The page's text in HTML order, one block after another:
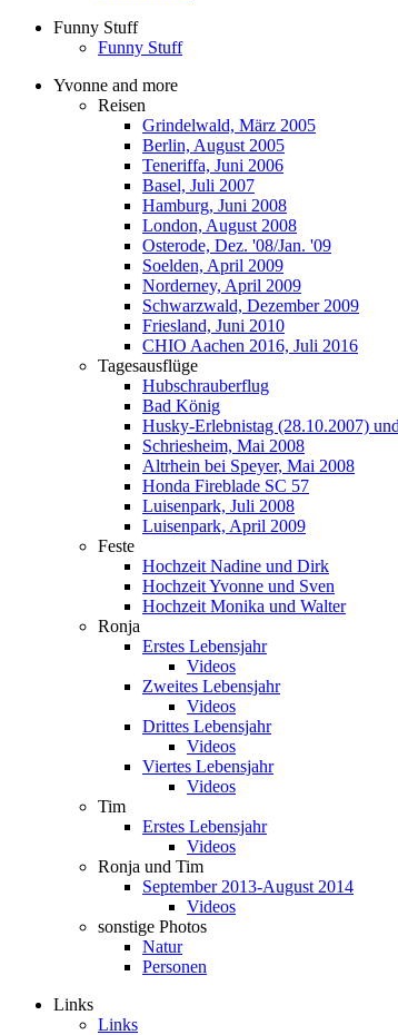
Funny Stuff
Funny Stuff
Yvonne and more
Reisen
Grindelwald, März 2005
Berlin, August 2005
Teneriffa, Juni 2006
Basel, Juli 2007
Hamburg, Juni 2008
London, August 2008
Osterode, Dez. '08/Jan. '09
Soelden, April 2009
Norderney, April 2009
Schwarzwald, Dezember 2009
Friesland, Juni 2010
CHIO Aachen 2016, Juli 2016
Tagesausflüge
Hubschrauberflug
Bad König
Husky-Erlebnistag (28.10.2007)
Schriesheim, Mai 2008
Altrhein bei Speyer, Mai 2008
Honda Fireblade SC 57
Luisenpark, Juli 2008
Luisenpark, April 2009
Feste
Hochzeit Nadine und Dirk
Hochzeit Yvonne und Sven
Hochzeit Monika und Walter
Ronja
Erstes Lebensjahr
Videos
Zweites Lebensjahr
Videos
Drittes Lebensjahr
Videos
Viertes Lebensjahr
Videos
Tim
Erstes Lebensjahr
Videos
Ronja und Tim
September 2013-August 2014
Videos
sonstige Photos
Natur
Personen
Links
Links